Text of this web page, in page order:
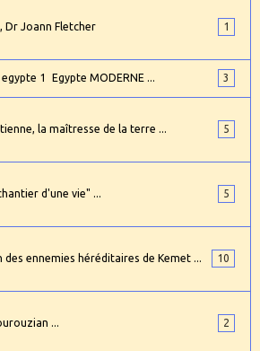
Dr Joann Fletcher 1
Egypte MODERNE ... 3
la maîtresse de la terre ... 5
d'une vie" ... 5
des ennemies héréditaires de Kemet ... 10
... 2